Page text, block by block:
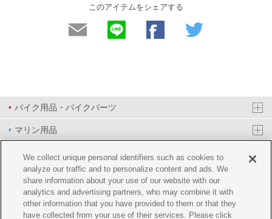
このアイテムをシェアする
バイク用品・バイクパーツ
マリン用品
PAS/YPJ用品
その他用品
イベント&エンターテイメント
We collect unique personal identifiers such as cookies to
analyze our traffic and to personalize content and ads. We
share information about your use of our website with our
analytics and advertising partners, who may combine it with
other information that you have provided to them or that they
have collected from your use of their services. Please click